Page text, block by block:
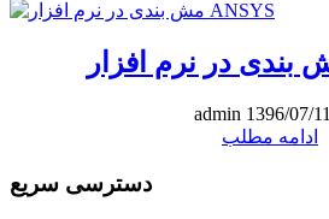
admin 1396/07/11
ادامه مطلب
دسترسی سریع